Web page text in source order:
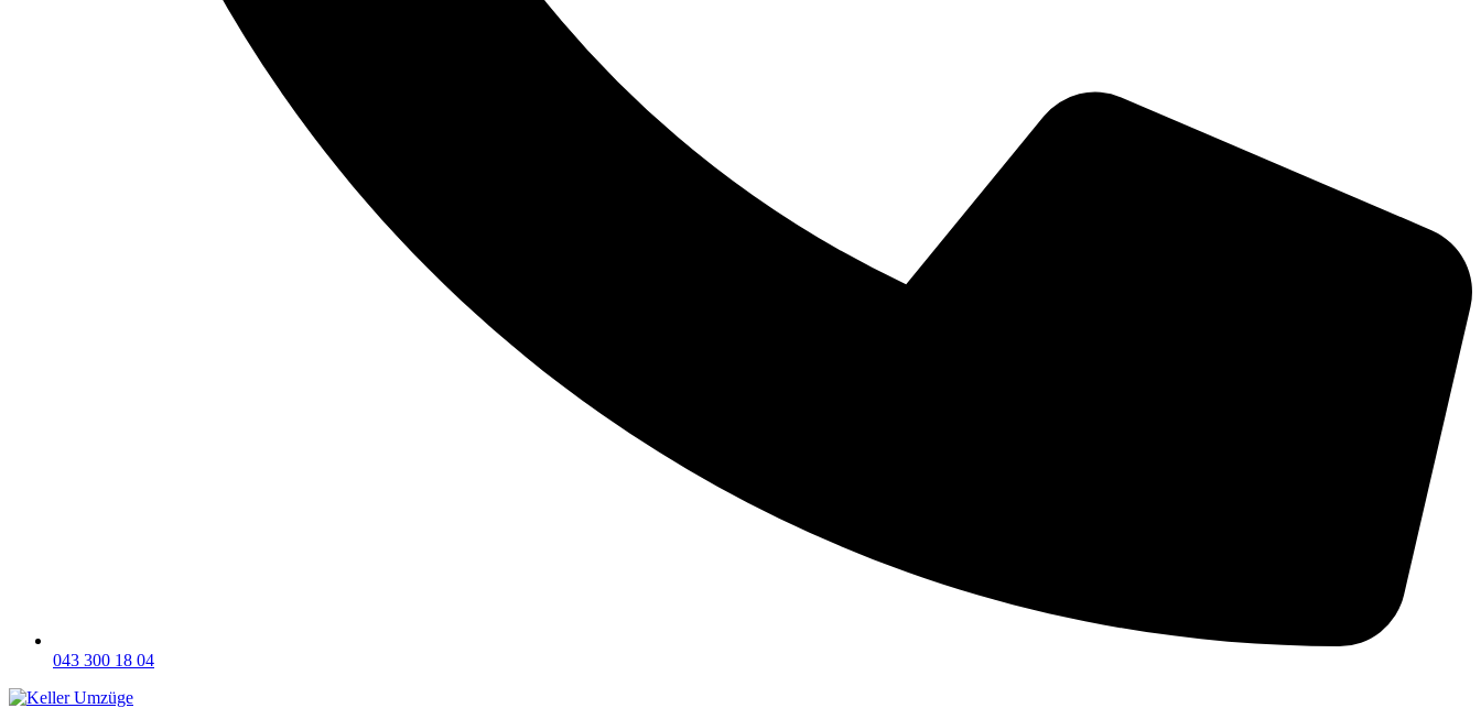
043 300 18 04